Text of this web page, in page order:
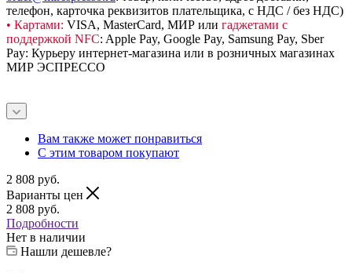
телефон, карточка реквизитов плательщика, с НДС / без НДС)
• Картами: VISA, MasterCard, МИР или гаджетами с
поддержкой NFC: Apple Pay, Google Pay, Samsung Pay, Sber
Pay: Курьеру интернет-магазина или в розничных магазинах
МИР ЭСПРЕССО
Вам также может понравиться
С этим товаром покупают
2 808 руб.
Варианты цен
2 808 руб.
Подробности
Нет в наличии
Нашли дешевле?